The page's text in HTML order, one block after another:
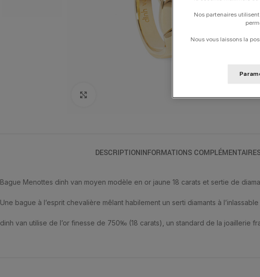
DESCRIPTIONINFORMATIONS
Bague Menottes dinh van moyen modèle en or jaune 18 carats et sertie de
Une bague à l’esprit chevalière mêlant habilement un serti diamants à
dinh van utilise de l’or finesse de 750‰ (18 carats), un standard de la joaillerie
Nos partenaires
Nous vous laissons la